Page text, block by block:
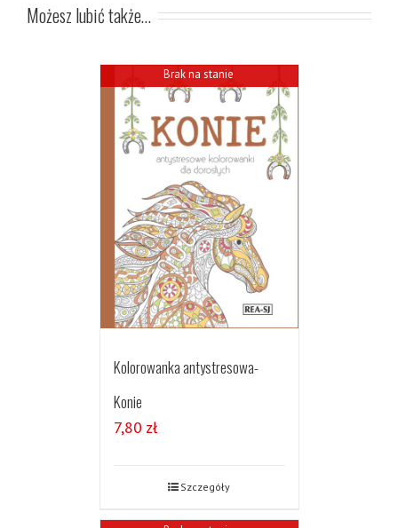
Możesz lubić także…
Brak na stanie
Kolorowanka antystresowa-
Konie
7,80 zł
Szczegóły